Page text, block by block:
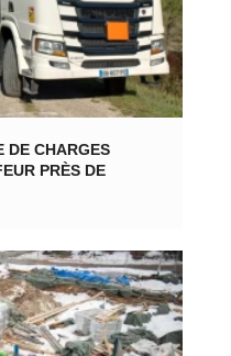
DE CHARGES
PRÈS DE